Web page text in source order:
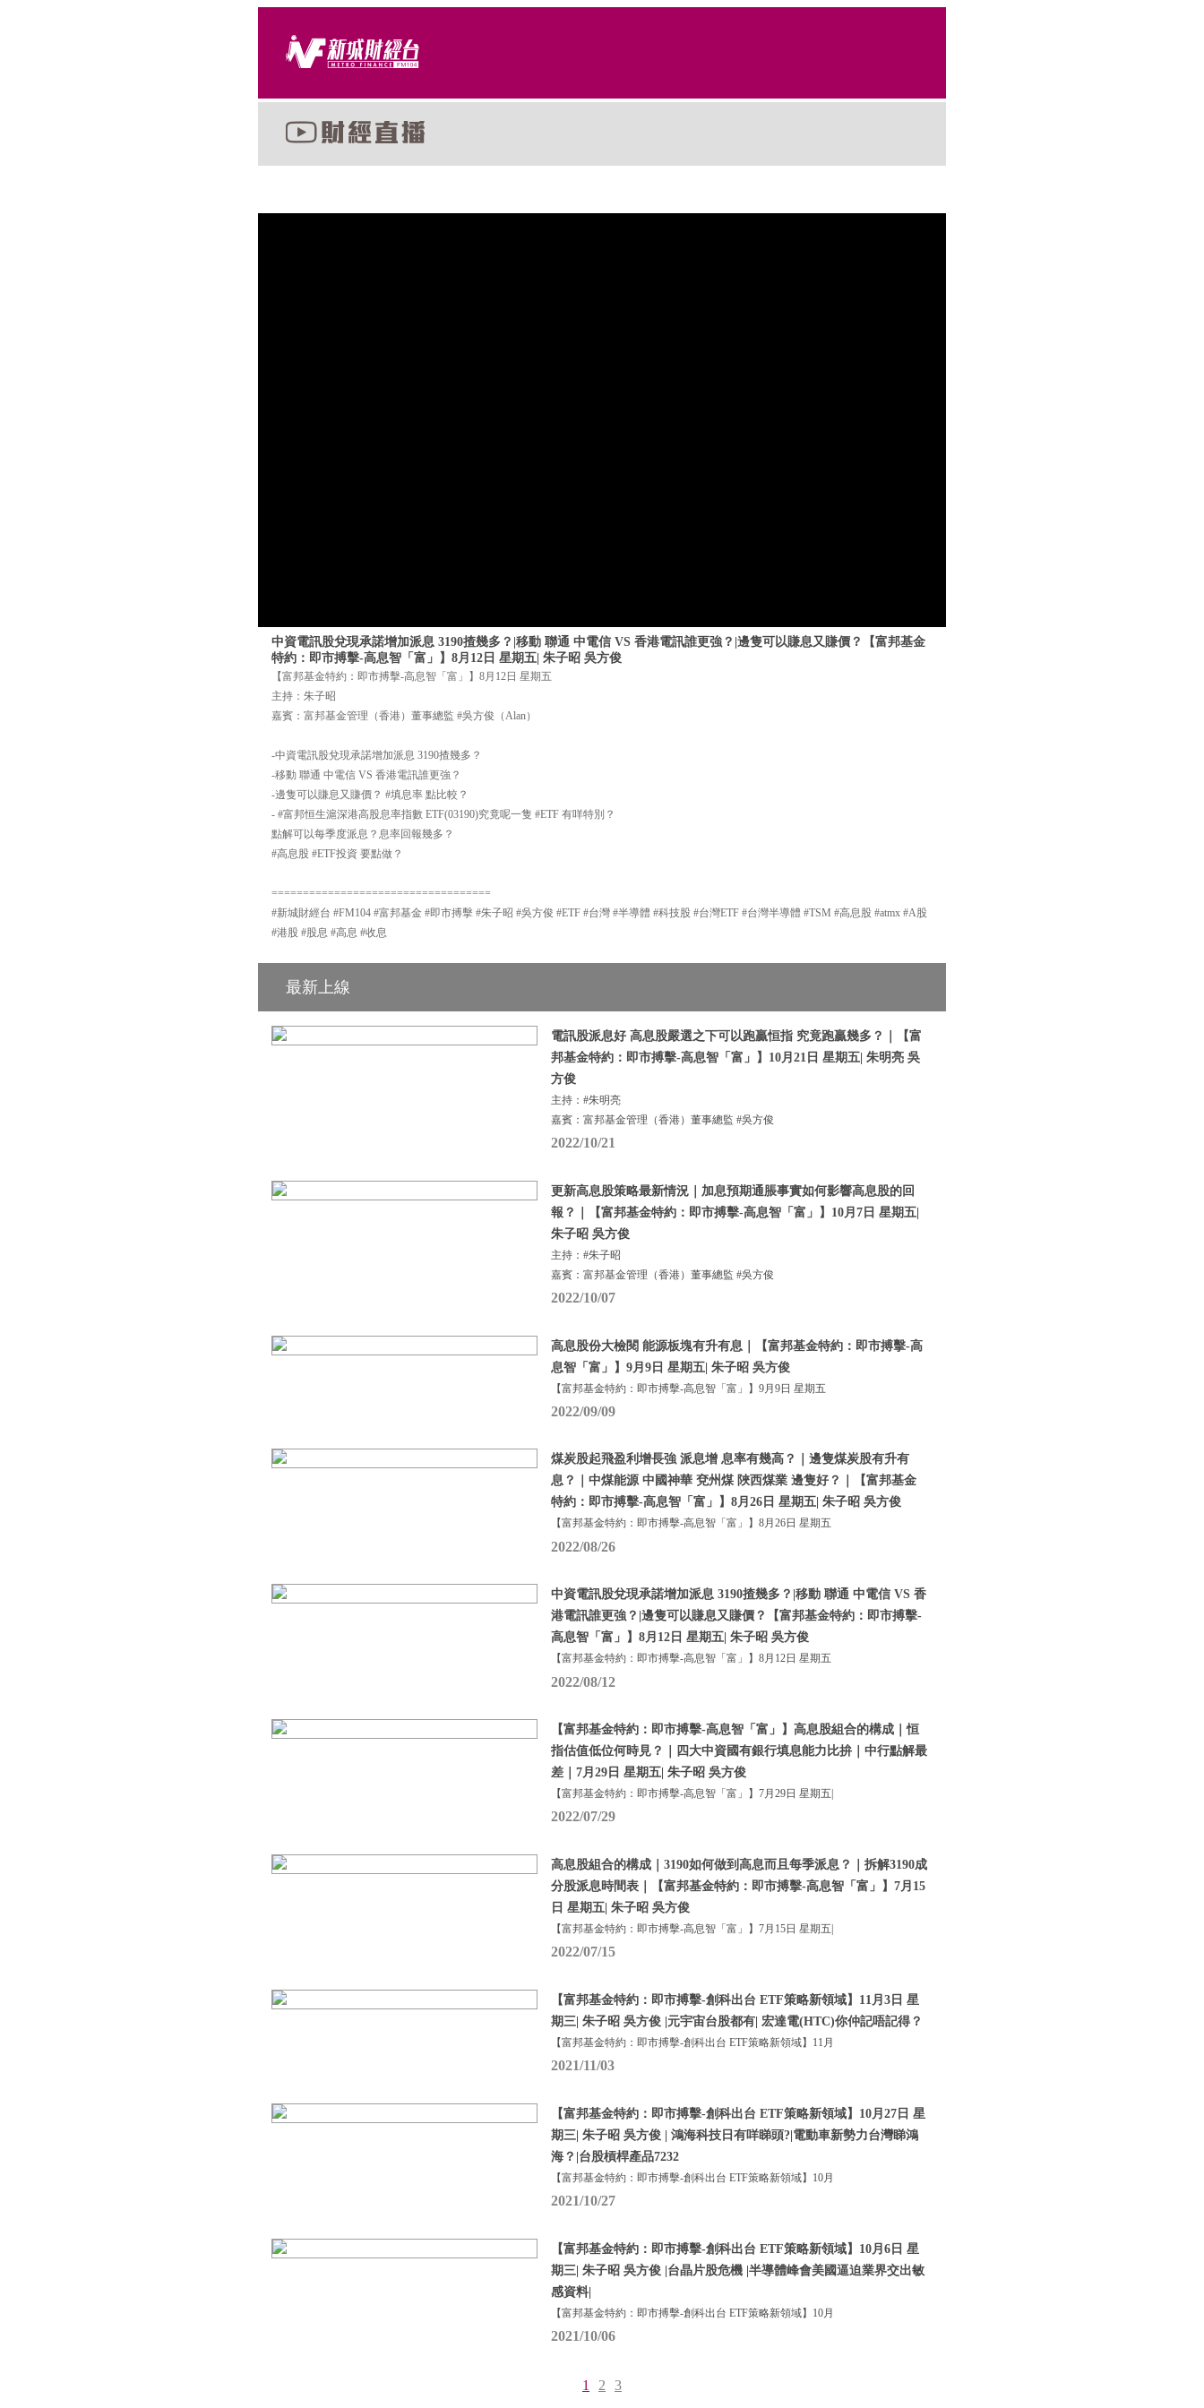
中資電訊股兌現承諾增加派息 3190揸幾多？|移動 聯通 中電信 VS 香港電訊誰更強？|邊隻可以賺息又賺價？【富邦基金
特約：即市搏擊-高息智「富」】8月12日 星期五| 朱子昭 吳方俊
【富邦基金特約：即市搏擊-高息智「富」】8月12日 星期五
主持：朱子昭
嘉賓：富邦基金管理（香港）董事總監 #吳方俊（Alan）
-中資電訊股兌現承諾增加派息 3190揸幾多？
-移動 聯通 中電信 VS 香港電訊誰更強？
-邊隻可以賺息又賺價？ #填息率 點比較？
- #富邦恒生滬深港高股息率指數 ETF(03190)究竟呢一隻 #ETF 有咩特別？
點解可以每季度派息？息率回報幾多？
#高息股 #ETF投資 要點做？
===================================
#新城財經台 #FM104 #富邦基金 #即市搏擊 #朱子昭 #吳方俊 #ETF #台灣 #半導體 #科技股 #台灣ETF #台灣半導體 #TSM #高息股 #atmx #A股
#港股 #股息 #高息 #收息
最新上線
電訊股派息好 高息股嚴選之下可以跑贏恒指 究竟跑贏幾多？｜【富
邦基金特約：即市搏擊-高息智「富」】10月21日 星期五| 朱明亮 吳
方俊
主持：#朱明亮
嘉賓：富邦基金管理（香港）董事總監 #吳方俊
2022/10/21
更新高息股策略最新情況｜加息預期通脹事實如何影響高息股的回
報？｜【富邦基金特約：即市搏擊-高息智「富」】10月7日 星期五|
朱子昭 吳方俊
主持：#朱子昭
嘉賓：富邦基金管理（香港）董事總監 #吳方俊
2022/10/07
高息股份大檢閱 能源板塊有升有息｜【富邦基金特約：即市搏擊-高
息智「富」】9月9日 星期五| 朱子昭 吳方俊
【富邦基金特約：即市搏擊-高息智「富」】9月9日 星期五
2022/09/09
煤炭股起飛盈利增長強 派息增 息率有幾高？｜邊隻煤炭股有升有
息？｜中煤能源 中國神華 兗州煤 陜西煤業 邊隻好？｜【富邦基金
特約：即市搏擊-高息智「富」】8月26日 星期五| 朱子昭 吳方俊
【富邦基金特約：即市搏擊-高息智「富」】8月26日 星期五
2022/08/26
中資電訊股兌現承諾增加派息 3190揸幾多？|移動 聯通 中電信 VS 香
港電訊誰更強？|邊隻可以賺息又賺價？【富邦基金特約：即市搏擊-
高息智「富」】8月12日 星期五| 朱子昭 吳方俊
【富邦基金特約：即市搏擊-高息智「富」】8月12日 星期五
2022/08/12
【富邦基金特約：即市搏擊-高息智「富」】高息股組合的構成｜恒
指估值低位何時見？｜四大中資國有銀行填息能力比拚｜中行點解最
差｜7月29日 星期五| 朱子昭 吳方俊
【富邦基金特約：即市搏擊-高息智「富」】7月29日 星期五|
2022/07/29
高息股組合的構成｜3190如何做到高息而且每季派息？｜拆解3190成
分股派息時間表｜【富邦基金特約：即市搏擊-高息智「富」】7月15
日 星期五| 朱子昭 吳方俊
【富邦基金特約：即市搏擊-高息智「富」】7月15日 星期五|
2022/07/15
【富邦基金特約：即市搏擊-創科出台 ETF策略新領域】11月3日 星
期三| 朱子昭 吳方俊 |元宇宙台股都有| 宏達電(HTC)你仲記唔記得？
【富邦基金特約：即市搏擊-創科出台 ETF策略新領域】11月
2021/11/03
【富邦基金特約：即市搏擊-創科出台 ETF策略新領域】10月27日 星
期三| 朱子昭 吳方俊 | 鴻海科技日有咩睇頭?|電動車新勢力台灣睇鴻
海？|台股槓桿產品7232
【富邦基金特約：即市搏擊-創科出台 ETF策略新領域】10月
2021/10/27
【富邦基金特約：即市搏擊-創科出台 ETF策略新領域】10月6日 星
期三| 朱子昭 吳方俊 |台晶片股危機 |半導體峰會美國逼迫業界交出敏
感資料|
【富邦基金特約：即市搏擊-創科出台 ETF策略新領域】10月
2021/10/06
1 2 3